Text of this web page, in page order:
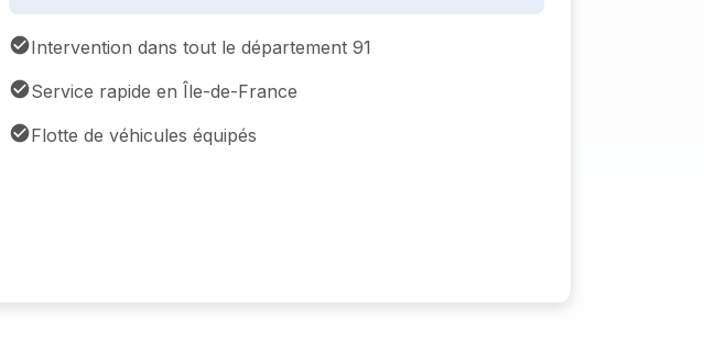
Intervention dans tout le département 91
Service rapide en Île-de-France
Flotte de véhicules équipés